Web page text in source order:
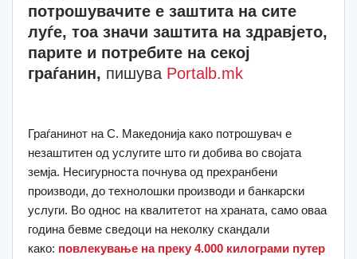
потрошувачите е заштита на сите
луѓе, тоа значи заштита на здравјето,
парите и потребите на секој
граѓанин, пишува Portalb.mk
Граѓанинот на С. Македонија како потрошувач е
незаштитен од услугите што ги добива во својата
земја. Несигурноста почнува од прехранбени
производи, до технолошки производи и банкарски
услуги. Во однос на квалитетот на храната, само оваа
година бевме сведоци на неколку скандали
како: повлекување на преку 4.000 килограми путер